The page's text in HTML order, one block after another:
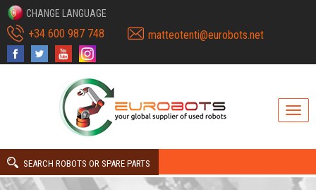
CHANGE LANGUAGE
+34 600 987 748 matteotenti@eurobots.net
SEARCH ROBOTS OR SPARE PARTS